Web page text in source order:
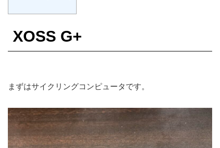
XOSS G+
まずはサイクリングコンピュータです。